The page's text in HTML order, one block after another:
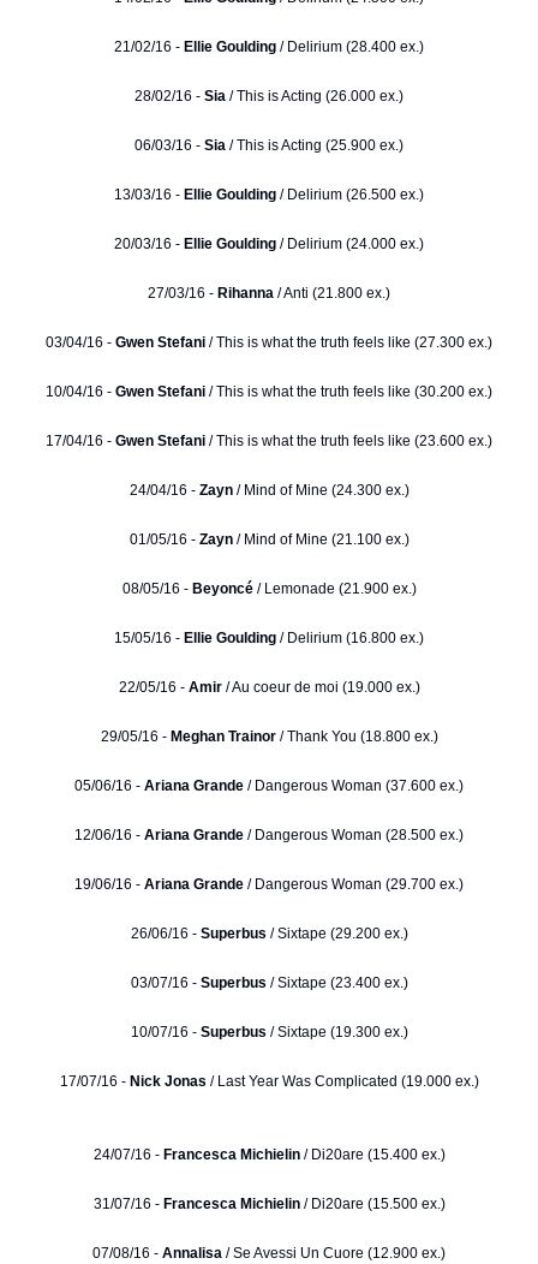
21/02/16 - Ellie Goulding / Delirium (28.400 ex.)
28/02/16 - Sia / This is Acting (26.000 ex.)
06/03/16 - Sia / This is Acting (25.900 ex.)
13/03/16 - Ellie Goulding / Delirium (26.500 ex.)
20/03/16 - Ellie Goulding / Delirium (24.000 ex.)
27/03/16 - Rihanna / Anti (21.800 ex.)
03/04/16 - Gwen Stefani / This is what the truth feels like (27.300 ex.)
10/04/16 - Gwen Stefani / This is what the truth feels like (30.200 ex.)
17/04/16 - Gwen Stefani / This is what the truth feels like (23.600 ex.)
24/04/16 - Zayn / Mind of Mine (24.300 ex.)
01/05/16 - Zayn / Mind of Mine (21.100 ex.)
08/05/16 - Beyoncé / Lemonade (21.900 ex.)
15/05/16 - Ellie Goulding / Delirium (16.800 ex.)
22/05/16 - Amir / Au coeur de moi (19.000 ex.)
29/05/16 - Meghan Trainor/ Thank You (18.800 ex.)
05/06/16 - Ariana Grande / Dangerous Woman (37.600 ex.)
12/06/16 - Ariana Grande / Dangerous Woman (28.500 ex.)
19/06/16 - Ariana Grande / Dangerous Woman (29.700 ex.)
26/06/16 - Superbus / Sixtape (29.200 ex.)
03/07/16 - Superbus / Sixtape (23.400 ex.)
10/07/16 - Superbus / Sixtape (19.300 ex.)
17/07/16 - Nick Jonas / Last Year Was Complicated (19.000 ex.)
24/07/16 - Francesca Michielin/ Di20are (15.400 ex.)
31/07/16 - Francesca Michielin/ Di20are (15.500 ex.)
07/08/16 - Annalisa / Se Avessi Un Cuore (12.900 ex.)